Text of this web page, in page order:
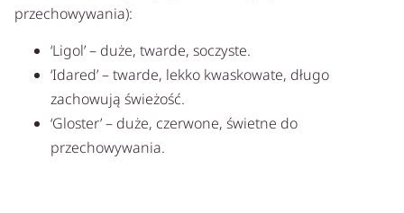
przechowywania):
‘Ligol’ – duże, twarde, soczyste.
‘Idared’ – twarde, lekko kwaskowate, długo
zachowują świeżość.
‘Gloster’ – duże, czerwone, świetne do
przechowywania.